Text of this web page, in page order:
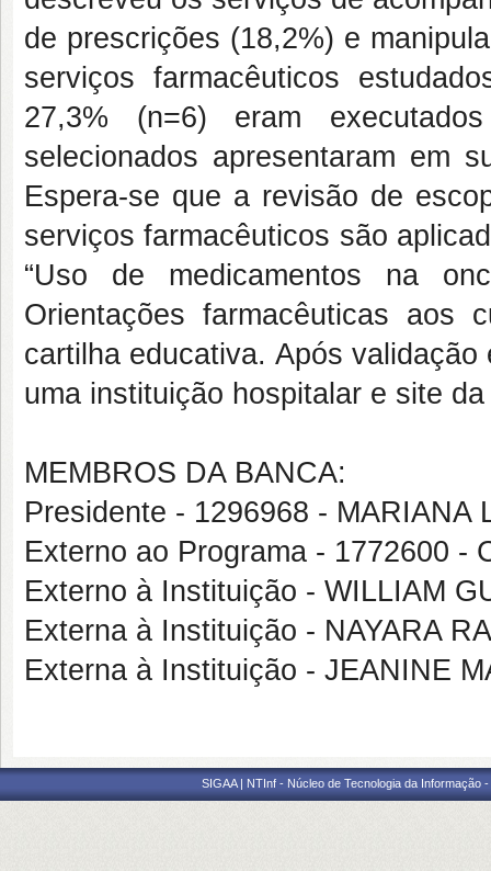
de prescrições (18,2%) e
serviços farmacêuticos
27,3% (n=6) eram
selecionados apresentaram em
Espera-se que a revisão de
serviços farmacêuticos são
“Uso de medicamentos na
Orientações farmacêuticas aos
cartilha educativa. Após
uma instituição hospitalar e site
MEMBROS DA BANCA:
Presidente - 1296968 - MARIANA
Externo ao Programa - 1772600 -
Externo à Instituição - WILLIAM
Externa à Instituição - NAYARA
Externa à Instituição - JEANINE
SIGAA | NTInf - Núcleo de Tecnologia da